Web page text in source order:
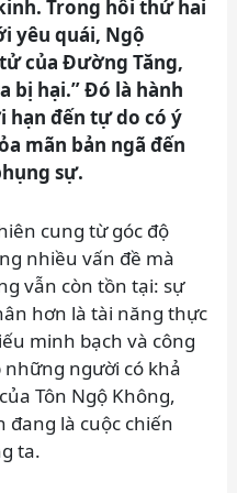
Trong hồi thứ hai
yêu quái, Ngộ
của Đường Tăng,
bị hại.” Đó là hành
đến tự do có ý
mãn bản ngã đến
sự.
cung từ góc độ
nhiều vấn đề mà
vẫn còn tồn tại: sự
hơn là tài năng thực
minh bạch và công
người có khả
Tôn Ngộ Không,
đang là cuộc chiến
ta.